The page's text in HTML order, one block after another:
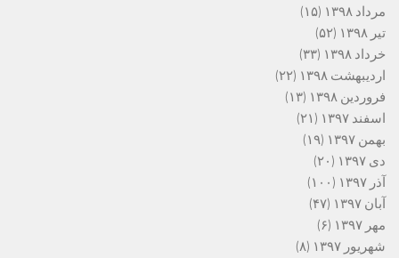
مرداد ۱۳۹۸
(۱۵)
تیر ۱۳۹۸
(۵۲)
خرداد ۱۳۹۸
(۳۳)
اردیبهشت ۱۳۹۸
(۲۲)
فروردین ۱۳۹۸
(۱۳)
اسفند ۱۳۹۷
(۲۱)
بهمن ۱۳۹۷
(۱۹)
دی ۱۳۹۷
(۲۰)
آذر ۱۳۹۷
(۱۰۰)
آبان ۱۳۹۷
(۴۷)
مهر ۱۳۹۷
(۶)
شهریور ۱۳۹۷
(۸)